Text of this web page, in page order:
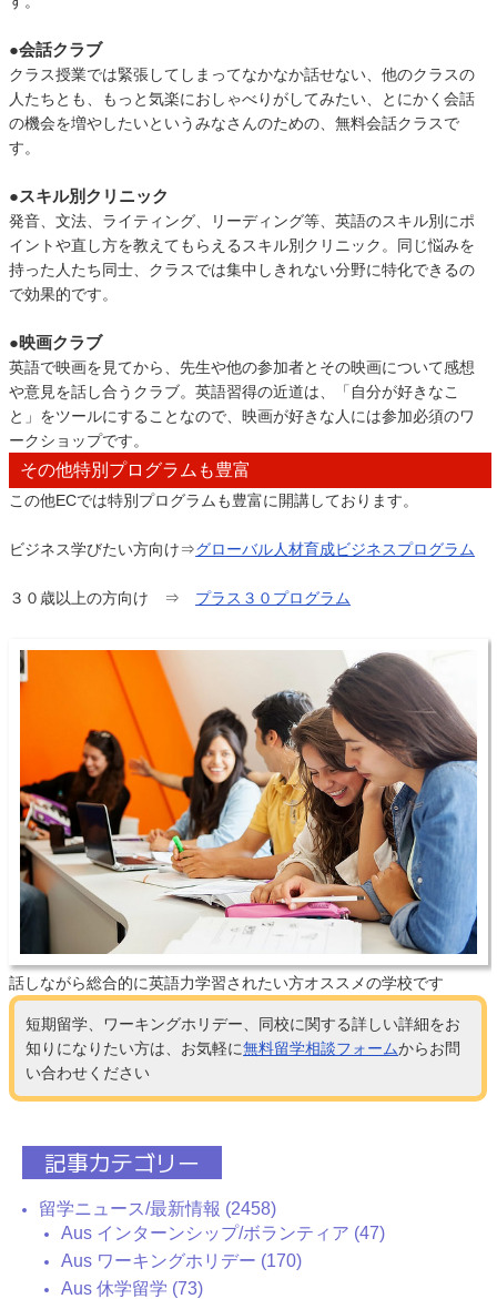
●会話クラブ
クラス授業では緊張してしまってなかなか話せない、他のクラスの
人たちとも、もっと気楽におしゃべりがしてみたい、とにかく会話
の機会を増やしたいというみなさんのための、無料会話クラスで
す。
●スキル別クリニック
発音、文法、ライティング、リーディング等、英語のスキル別にポ
イントや直し方を教えてもらえるスキル別クリニック。同じ悩みを
持った人たち同士、クラスでは集中しきれない分野に特化できるの
で効果的です。
●映画クラブ
英語で映画を見てから、先生や他の参加者とその映画について感想
や意見を話し合うクラブ。英語習得の近道は、「自分が好きなこ
と」をツールにすることなので、映画が好きな人には参加必須のワ
ークショップです。
その他特別プログラムも豊富
この他ECでは特別プログラムも豊富に開講しております。
ビジネス学びたい方向け⇒グローバル人材育成ビジネスプログラム
３０歳以上の方向け ⇒ プラス３０プログラム
話しながら総合的に英語力学習されたい方オススメの学校です
短期留学、ワーキングホリデー、同校に関する詳しい詳細をお
知りになりたい方は、お気軽に無料留学相談フォームからお問
い合わせください
記事カテゴリー
留学ニュース/最新情報 (2458)
Aus インターンシップ/ボランティア (47)
Aus ワーキングホリデー (170)
Aus 休学留学 (73)